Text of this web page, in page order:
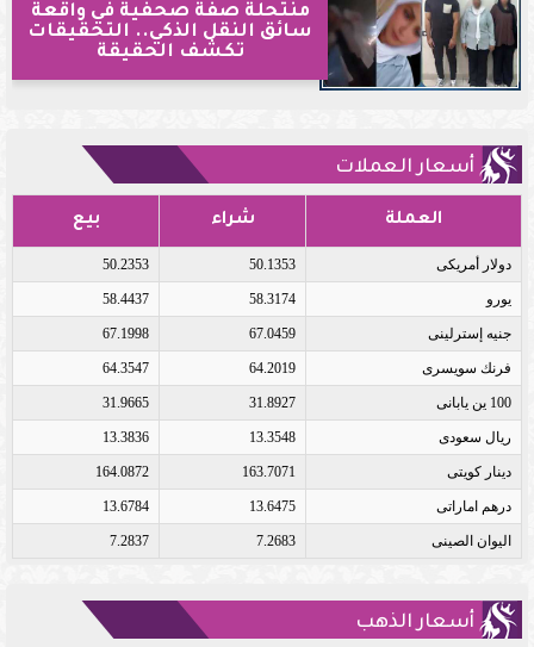
منتحلة صفة صحفية في واقعة
سائق النقل الذكي.. التحقيقات
تكشف الحقيقة
أسعار العملات
العملة شراء بيع
دولار أمريكى 50.1353
50.2353
يورو 58.3174
58.4437
جنيه إسترلينى 67.0459
67.1998
فرنك سويسرى 64.2019
64.3547
100 ين يابانى 31.8927
31.9665
ريال سعودى 13.3548
13.3836
دينار كويتى 163.7071
164.0872
درهم اماراتى 13.6475
13.6784
اليوان الصينى 7.2683
7.2837
أسعار الذهب